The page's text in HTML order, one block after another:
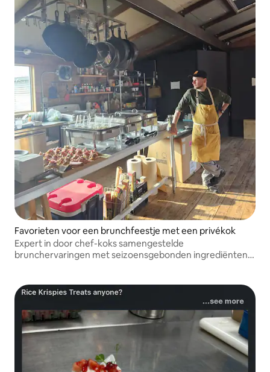
Favorieten voor een brunchfeestje met een privékok
Expert in door chef-koks samengestelde
brunchervaringen met seizoensgebonden ingrediënten,
bijeenkomsten.